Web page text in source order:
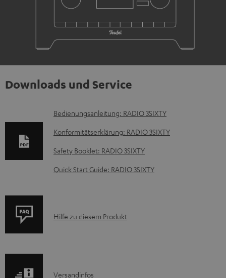
Downloads und Service
D
o
m
t
Bedienungsanleitung: RADIO 3SIXTY
Konformitätserklärung: RADIO 3SIXTY
Safety Booklet: RADIO 3SIXTY
Quick Start Guide: RADIO 3SIXTY
P
Hilfe zu diesem Produkt
Versandinfos